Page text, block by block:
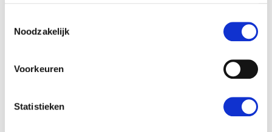
Noodzakelijk
Voorkeuren
Statistieken
vrijdag
Relaxen in Pemuteran